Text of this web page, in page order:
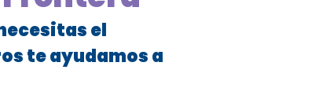
el
te ayudamos a